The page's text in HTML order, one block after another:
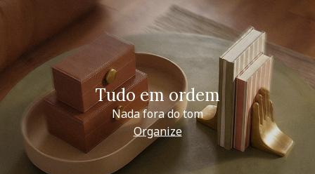
Tudo em ordem
Nada fora do tom
Organize